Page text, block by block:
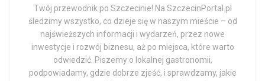
Twój przewodnik po Szczecinie! Na SzczecinPortal.pl
śledzimy wszystko, co dzieje się w naszym mieście – od
najświeższych informacji i wydarzeń, przez nowe
inwestycje i rozwój biznesu, aż po miejsca, które warto
odwiedzić. Piszemy o lokalnej gastronomii,
podpowiadamy, gdzie dobrze zjeść, i sprawdzamy, jakie